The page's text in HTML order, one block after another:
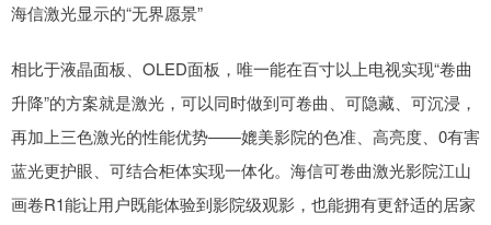
海信激光显示的“无界愿景”
相比于液晶面板、OLED面板，唯一能在百寸以上电视实现“卷曲
升降”的方案就是激光，可以同时做到可卷曲、可隐藏、可沉浸，
再加上三色激光的性能优势——媲美影院的色准、高亮度、0有害
蓝光更护眼、可结合柜体实现一体化。海信可卷曲激光影院江山
画卷R1能让用户既能体验到影院级观影，也能拥有更舒适的居家